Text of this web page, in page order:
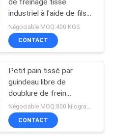
de
de freinage tissé
industriel à l'aide de fils
de laiton
Négociable MOQ:400 KGS
CONTACT
Petit pain tissé par
guindeau libre de
doublure de frein
d'amiante
Négociable MOQ:800 kilogrammes
CONTACT